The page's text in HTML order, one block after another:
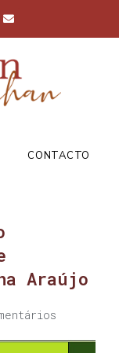
CONTACTO
Araújo